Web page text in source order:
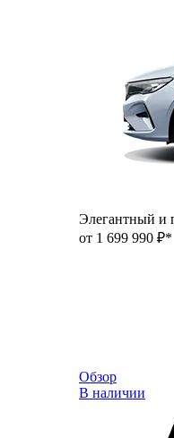
Элегантный и
от 1 699 990 ₽*
Обзор
В наличии